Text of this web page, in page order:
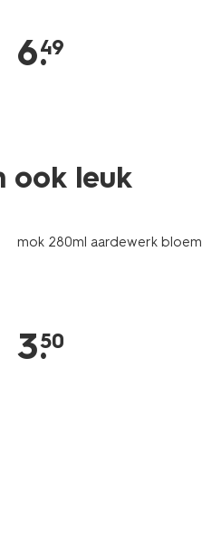
6.
49
ook leuk
mok 280ml aardewerk bloem
3.
50